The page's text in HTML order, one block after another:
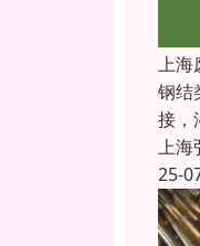
上海
钢结
接，
上海
25-